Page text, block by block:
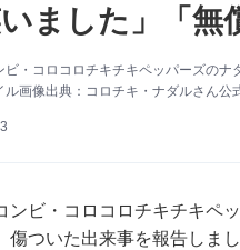
いました」「無
ビ・コロコロチキチキペッパーズのナ
ル画像出典：コロチキ・ナダルさん公
ンビ・コロコロチキチキペ
傷ついた出来事を報告しまし